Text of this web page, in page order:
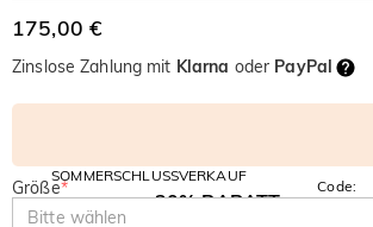
175,00 €
Zinslose Zahlung mit Klarna oder PayPal
SOMMERSCHLUSSVERKAUF
10% RABATT 30% RABATT
Code:
SUMMER
Größe*
Bitte wählen